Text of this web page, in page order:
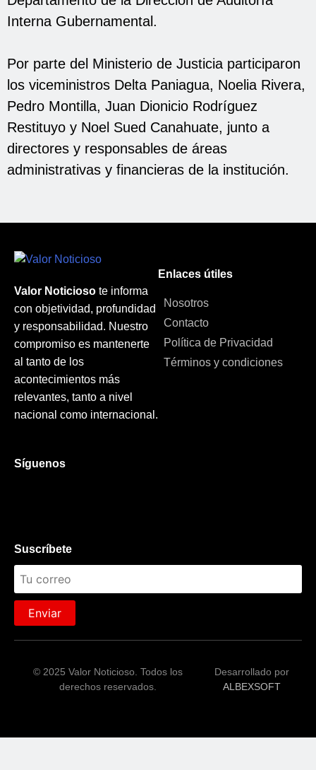
Interna Gubernamental.
Por parte del Ministerio de Justicia participaron
los viceministros Delta Paniagua, Noelia Rivera,
Pedro Montilla, Juan Dionicio Rodríguez
Restituyo y Noel Sued Canahuate, junto a
directores y responsables de áreas
administrativas y financieras de la institución.
Valor Noticioso te informa
con objetividad, profundidad
y responsabilidad. Nuestro
compromiso es mantenerte
al tanto de los
acontecimientos más
relevantes, tanto a nivel
nacional como internacional.
Enlaces útiles
Nosotros
Contacto
Política de Privacidad
Términos y condiciones
Síguenos
Suscríbete
Enviar
© 2025 Valor Noticioso. Todos los
derechos reservados.
Desarrollado por
ALBEXSOFT